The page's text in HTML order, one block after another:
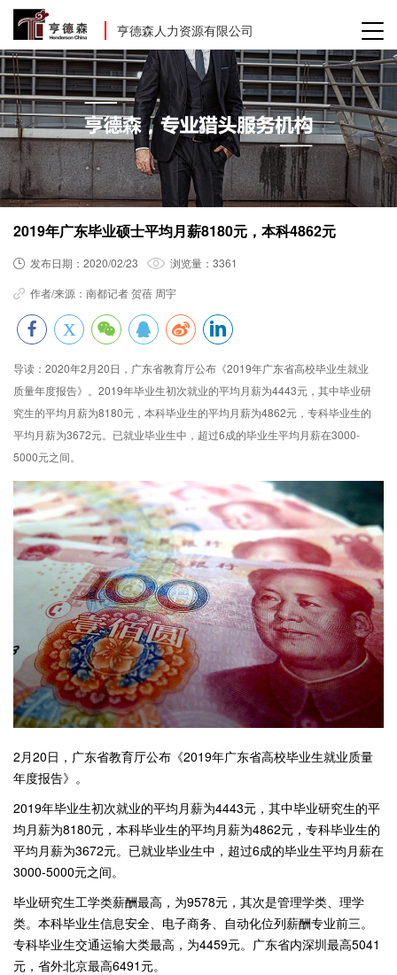
亨德森人力资源有限公司
2019年广东毕业硕士平均月薪8180元，本科4862元
发布日期： 2020/02/23 浏览量： 3361
作者/来源： 南都记者 贺蓓 周宇
导读： 2020年2月20日，广东省教育厅公布《2019年广东省高校毕业生就业
质量年度报告》。2019年毕业生初次就业的平均月薪为4443元，其中毕业研
究生的平均月薪为8180元，本科毕业生的平均月薪为4862元，专科毕业生的
平均月薪为3672元。已就业毕业生中，超过6成的毕业生平均月薪在3000-
5000元之间。
2月20日，广东省教育厅公布《2019年广东省高校毕业生就业质量
年度报告》。
2019年毕业生初次就业的平均月薪为4443元，其中毕业研究生的平
均月薪为8180元，本科毕业生的平均月薪为4862元，专科毕业生的
平均月薪为3672元。已就业毕业生中，超过6成的毕业生平均月薪在
3000-5000元之间。
毕业研究生工学类薪酬最高，为9578元，其次是管理学类、理学
类。本科毕业生信息安全、电子商务、自动化位列薪酬专业前三。
专科毕业生交通运输大类最高，为4459元。广东省内深圳最高5041
元，省外北京最高6491元。